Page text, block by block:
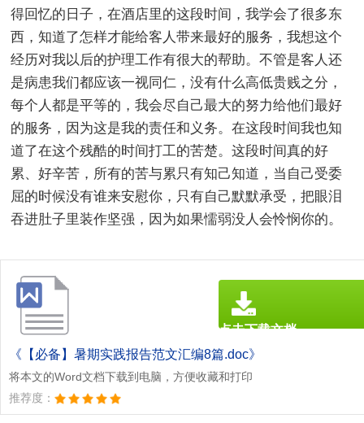
得回忆的日子，在酒店里的这段时间，我学会了很多东
西，知道了怎样才能给客人带来最好的服务，我想这个
经历对我以后的护理工作有很大的帮助。不管是客人还
是病患我们都应该一视同仁，没有什么高低贵贱之分，
每个人都是平等的，我会尽自己最大的努力给他们最好
的服务，因为这是我的责任和义务。在这段时间我也知
道了在这个残酷的时间打工的苦楚。这段时间真的好
累、好辛苦，所有的苦与累只有知己知道，当自己受委
屈的时候没有谁来安慰你，只有自己默默承受，把眼泪
吞进肚子里装作坚强，因为如果懦弱没人会怜悯你的。
《【必备】暑期实践报告范文汇编8篇.doc》
将本文的Word文档下载到电脑，方便收藏和打印
推荐度：
点击下载文档
文档为doc格式